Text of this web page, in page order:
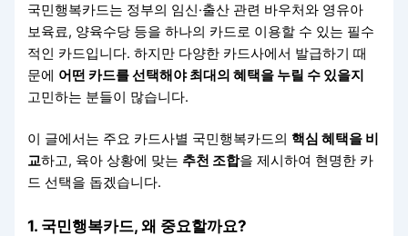
국민행복카드는 정부의 임신·출산 관련 바우처와 영유아
보육료, 양육수당 등을 하나의 카드로 이용할 수 있는 필수
적인 카드입니다. 하지만 다양한 카드사에서 발급하기 때
문에 어떤 카드를 선택해야 최대의 혜택을 누릴 수 있을지
고민하는 분들이 많습니다.
이 글에서는 주요 카드사별 국민행복카드의 핵심 혜택을 비
교하고, 육아 상황에 맞는 추천 조합을 제시하여 현명한 카
드 선택을 돕겠습니다.
1. 국민행복카드, 왜 중요할까요?